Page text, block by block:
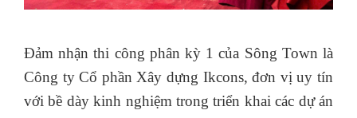
Đảm nhận thi công phân kỳ 1 của Sông Town là
Công ty Cổ phần Xây dựng Ikcons, đơn vị uy tín
với bề dày kinh nghiệm trong triển khai các dự án